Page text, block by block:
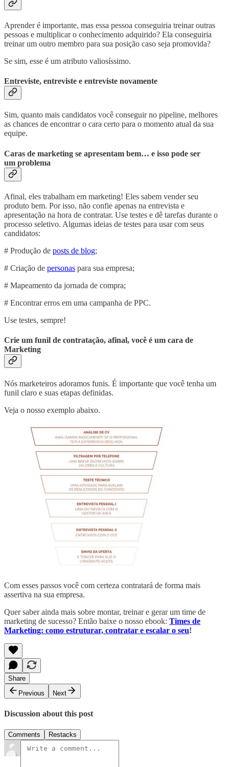
Aprender é importante, mas essa pessoa conseguiria treinar outras
pessoas e multiplicar o conhecimento adquirido? Ela conseguiria
treinar um outro membro para sua posição caso seja promovida?
Se sim, esse é um atributo valiosíssimo.
Entreviste, entreviste e entreviste novamente
Sim, quanto mais candidatos você conseguir no pipeline, melhores
as chances de encontrar o cara certo para o momento atual da sua
equipe.
Caras de marketing se apresentam bem… e isso pode ser
um problema
Afinal, eles trabalham em marketing! Eles sabem vender seu
produto bem. Por isso, não confie apenas na entrevista e
apresentação na hora de contratar. Use testes e dê tarefas durante o
processo seletivo. Algumas ideias de testes para usar com seus
candidatos:
# Produção de posts de blog;
# Criação de personas para sua empresa;
# Mapeamento da jornada de compra;
# Encontrar erros em uma campanha de PPC.
Use testes, sempre!
Crie um funil de contratação, afinal, você é um cara de
Marketing
Nós marketeiros adoramos funis. É importante que você tenha um
funil claro e suas etapas definidas.
Veja o nosso exemplo abaixo.
Com esses passos você com certeza contratará de forma mais
assertiva na sua empresa.
Quer saber ainda mais sobre montar, treinar e gerar um time de
marketing de sucesso? Então baixe o nosso ebook: Times de
Marketing: como estruturar, contratar e escalar o seu!
Share
Previous
Next
Discussion about this post
Comments Restacks